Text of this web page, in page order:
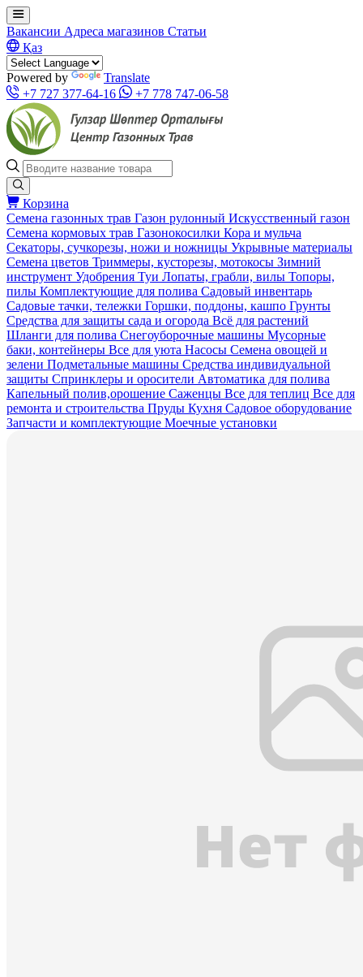
Вакансии Адреса магазинов Статьи
Қаз
Powered by
Translate
+7 727 377-64-16
+7 778 747-06-58
Корзина
Семена газонных трав Газон рулонный Искусственный газон
Семена кормовых трав Газонокосилки Кора и мульча
Секаторы, сучкорезы, ножи и ножницы Укрывные материалы
Семена цветов Триммеры, кусторезы, мотокосы Зимний
инструмент Удобрения Туи Лопаты, грабли, вилы Топоры,
пилы Комплектующие для полива Садовый инвентарь
Садовые тачки, тележки Горшки, поддоны, кашпо Грунты
Средства для защиты сада и огорода Всё для растений
Шланги для полива Снегоуборочные машины Мусорные
баки, контейнеры Все для уюта Насосы Семена овощей и
зелени Подметальные машины Средства индивидуальной
защиты Спринклеры и оросители Автоматика для полива
Капельный полив,орошение Саженцы Все для теплиц Все для
ремонта и строительства Пруды Кухня Садовое оборудование
Запчасти и комплектующие Моечные установки